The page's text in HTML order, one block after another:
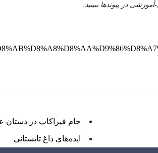
در پیوندها ببینید.
جام فیراکاپ در دستان
ایده‌های داغ تابستانی